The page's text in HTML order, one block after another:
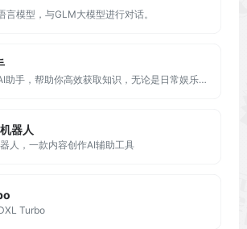
言模型，与GLM大模型进行对话。
心流是一款AI助手，帮助你高效获取知识，无论是日常娱乐生活百科还是专业学术论文知识，都可以轻松解答，让你快速进入心流状态，让知识随心流动！
器人
人，一款内容创作AI辅助工具
Turbo